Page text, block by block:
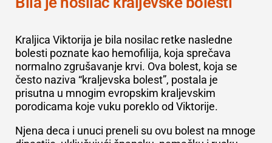
Kraljica Viktorija je bila nosilac retke nasledne
bolesti poznate kao hemofilija, koja sprečava
normalno zgrušavanje krvi. Ova bolest, koja se
često naziva “kraljevska bolest”, postala je
prisutna u mnogim evropskim kraljevskim
porodicama koje vuku poreklo od Viktorije.
Njena deca i unuci preneli su ovu bolest na mnoge